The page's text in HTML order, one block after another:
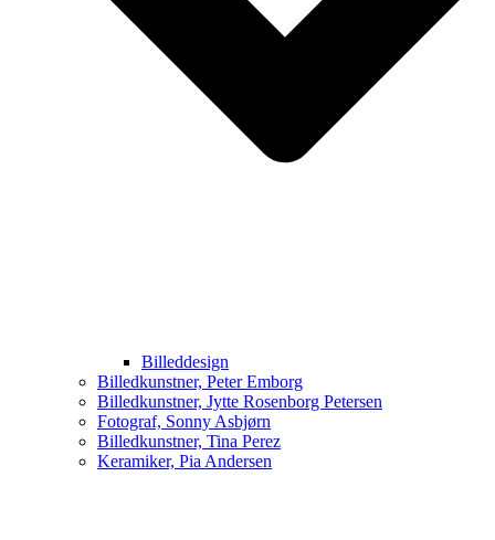
Billeddesign
Billedkunstner, Peter Emborg
Billedkunstner, Jytte Rosenborg Petersen
Fotograf, Sonny Asbjørn
Billedkunstner, Tina Perez
Keramiker, Pia Andersen